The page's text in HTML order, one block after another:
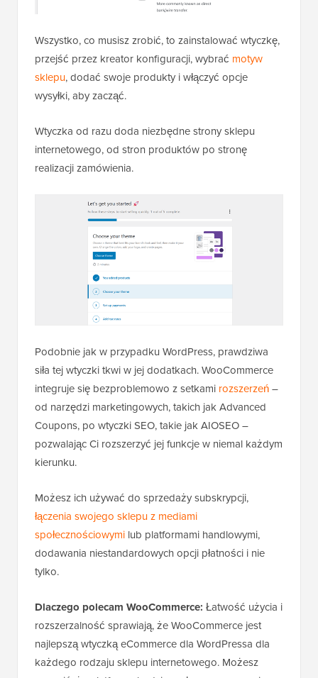
Wszystko, co musisz zrobić, to zainstalować wtyczkę,
przejść przez kreator konfiguracji, wybrać motyw
sklepu, dodać swoje produkty i włączyć opcje
wysyłki, aby zacząć.
Wtyczka od razu doda niezbędne strony sklepu
internetowego, od stron produktów po stronę
realizacji zamówienia.
Podobnie jak w przypadku WordPress, prawdziwa
siła tej wtyczki tkwi w jej dodatkach. WooCommerce
integruje się bezproblemowo z setkami rozszerzeń–
od narzędzi marketingowych, takich jak Advanced
Coupons, po wtyczki SEO, takie jak AIOSEO –
pozwalając Ci rozszerzyć jej funkcje w niemal każdym
kierunku.
Możesz ich używać do sprzedaży subskrypcji,
łączenia swojego sklepu z mediami
społecznościowymi lub platformami handlowymi,
dodawania niestandardowych opcji płatności i nie
tylko.
Dlaczego polecam WooCommerce: Łatwość użycia i
rozszerzalność sprawiają, że WooCommerce jest
najlepszą wtyczką eCommerce dla WordPressa dla
każdego rodzaju sklepu internetowego. Możesz